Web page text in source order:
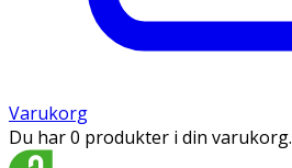
Varukorg
Du har 0 produkter i din varukorg.